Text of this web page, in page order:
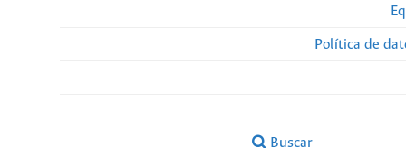
Política de
Buscar